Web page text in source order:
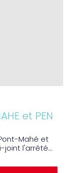
et PEN
Mahé et
joint l'arrêté...